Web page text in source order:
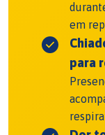
em
para